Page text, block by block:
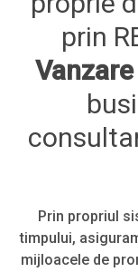
prin
Vanzare
Prin propriul
timpului,
mijloacele de